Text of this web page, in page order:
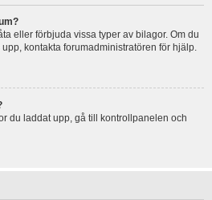
eller förbjuda vissa typer av bilagor. Om du
kontakta forumadministratören för hjälp.
du laddat upp, gå till kontrollpanelen och